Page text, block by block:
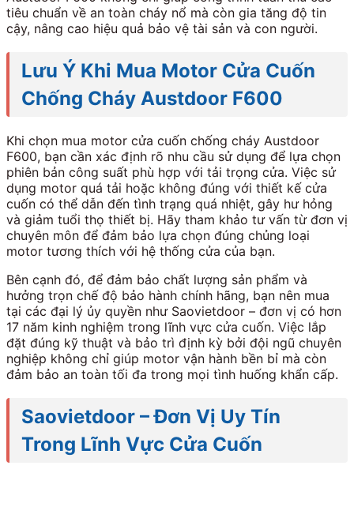
tiêu chuẩn về an toàn cháy nổ mà còn gia tăng độ tin
cậy, nâng cao hiệu quả bảo vệ tài sản và con người.
Lưu Ý Khi Mua Motor Cửa Cuốn
Chống Cháy Austdoor F600
Khi chọn mua motor cửa cuốn chống cháy Austdoor
F600, bạn cần xác định rõ nhu cầu sử dụng để lựa chọn
phiên bản công suất phù hợp với tải trọng cửa. Việc sử
dụng motor quá tải hoặc không đúng với thiết kế cửa
cuốn có thể dẫn đến tình trạng quá nhiệt, gây hư hỏng
và giảm tuổi thọ thiết bị. Hãy tham khảo tư vấn từ đơn vị
chuyên môn để đảm bảo lựa chọn đúng chủng loại
motor tương thích với hệ thống cửa của bạn.
Bên cạnh đó, để đảm bảo chất lượng sản phẩm và
hưởng trọn chế độ bảo hành chính hãng, bạn nên mua
tại các đại lý ủy quyền như Saovietdoor – đơn vị có hơn
17 năm kinh nghiệm trong lĩnh vực cửa cuốn. Việc lắp
đặt đúng kỹ thuật và bảo trì định kỳ bởi đội ngũ chuyên
nghiệp không chỉ giúp motor vận hành bền bỉ mà còn
đảm bảo an toàn tối đa trong mọi tình huống khẩn cấp.
Saovietdoor – Đơn Vị Uy Tín
Trong Lĩnh Vực Cửa Cuốn